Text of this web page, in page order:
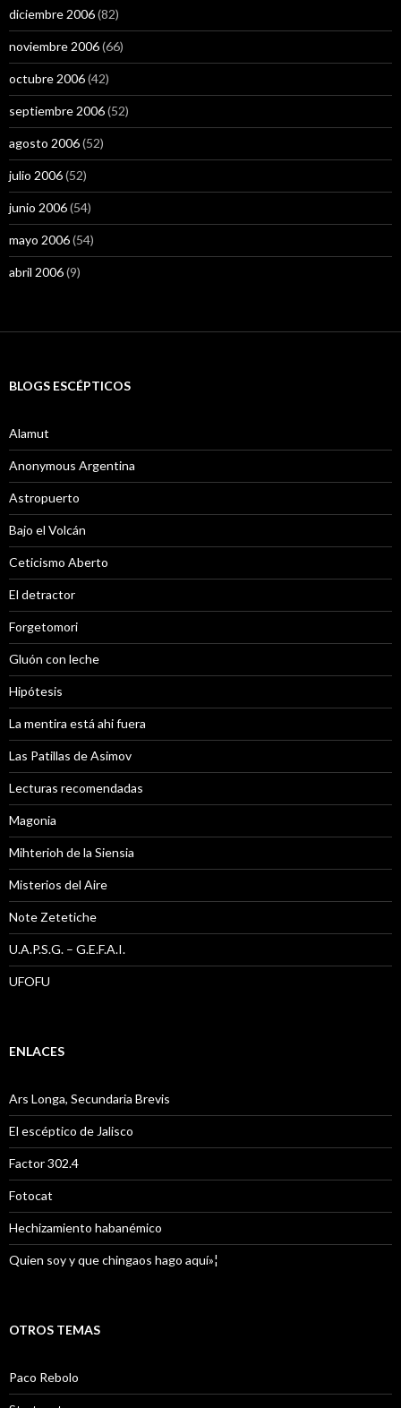
diciembre 2006(82)
noviembre 2006(66)
octubre 2006(42)
septiembre 2006(52)
agosto 2006(52)
julio 2006(52)
junio 2006(54)
mayo 2006(54)
abril 2006(9)
BLOGS ESCÉPTICOS
Alamut
Anonymous Argentina
Astropuerto
Bajo el Volcán
Ceticismo Aberto
El detractor
Forgetomori
Gluón con leche
Hipótesis
La mentira está ahi fuera
Las Patillas de Asimov
Lecturas recomendadas
Magonia
Mihterioh de la Siensia
Misterios del Aire
Note Zetetiche
U.A.P.S.G. – G.E.F.A.I.
UFOFU
ENLACES
Ars Longa, Secundaria Brevis
El escéptico de Jalisco
Factor 302.4
Fotocat
Hechizamiento habanémico
Quien soy y que chingaos hago aquí»¦
OTROS TEMAS
Paco Rebolo